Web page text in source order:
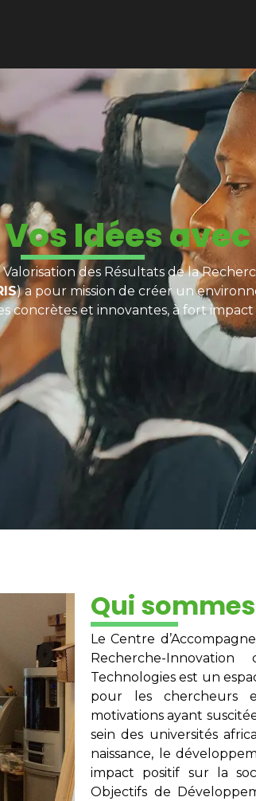
Idées avec
des Résultats de la
) a pour mission de créer un
concrètes et innovantes, à fort impact
Qui
Le Centre
Recherche-
Technologies est un
pour les chercheurs
motivations ayant
sein des universités
naissance, le
impact positif sur la
Objectifs de